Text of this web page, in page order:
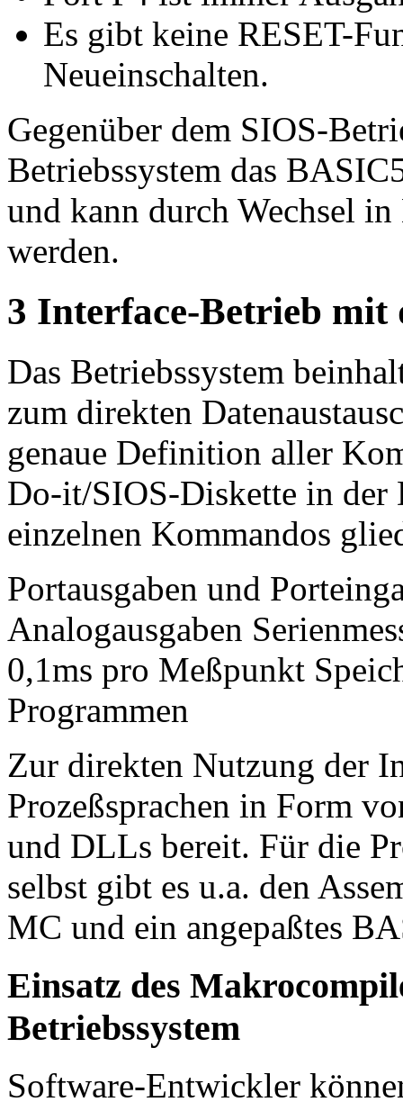
Es gibt keine RESET-
Neueinschalten.
Gegenüber dem SIOS-
Betriebssystem das
und kann durch Wechsel
werden.
3 Interface-Betrieb mit
Das Betriebssystem
zum direkten
genaue Definition aller
Do-it/SIOS-Diskette in
einzelnen Kommandos
Portausgaben und
Analogausgaben
0,1ms pro Meßpunkt
Programmen
Zur direkten Nutzung der
Prozeßsprachen in Form
und DLLs bereit. Für die
selbst gibt es u.a. den
MC und ein angepaßtes
Einsatz des
Betriebssystem
Software-Entwickler